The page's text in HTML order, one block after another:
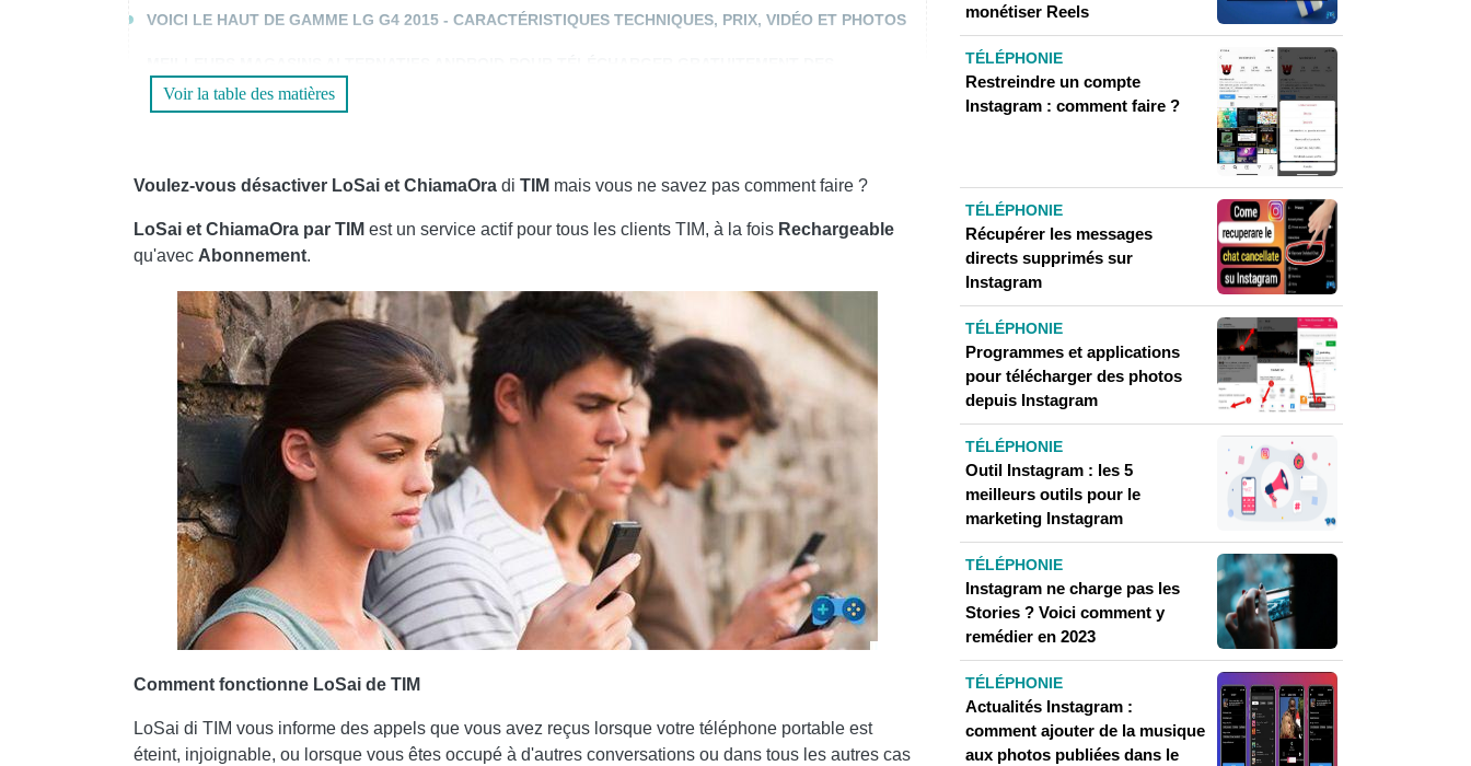
VOICI LE HAUT DE GAMME LG G4 2015 - CARACTÉRISTIQUES TECHNIQUES, PRIX, VIDÉO ET PHOTOS
APPLICATIONS PAYANTES
COMMENT VOIR LE NUMÉRO DE SÉRIE SIM (ICCID)
AJOUTER UN COMMENTAIRE DE COMMENT DÉSACTIVER LOSAI ET CHIAMAORA TIM - ITER ET COÛTS
TÉLÉPHONIE
❤️QUI SONT LES AMATEURS DE RÉALITÉ VIRTUELLE?
QUELLES INFORMATIONS PARTAGEONS-NOUS?
🤖 QUELS SONT LES MEILLEURS PRODUITS DE RÉALITÉ VIRTUELLE?
DÉCOUVREZ NOS MEILLEURS ARTICLES!
COMMENT DÉVELOPPER UNE PAGE INSTAGRAM
COMMENT CONNAÎTRE LE NUMÉRO D'UN APPEL ANONYME
COMMENT SUPPRIMER LES MISES À JOUR AUTOMATIQUES DES APPLICATIONS SUR ANDROID
COMMENT PRENDRE DES PHOTOS POUR INSTAGRAM
Voir la table des matières
Voulez-vous désactiver LoSai et ChiamaOra di TIM mais vous ne savez pas comment faire ?
LoSai et ChiamaOra par TIM est un service actif pour tous les clients TIM, à la fois Rechargeable
qu'avec Abonnement.
Comment fonctionne LoSai de TIM
LoSai di TIM vous informe des appels que vous avez reçus lorsque votre téléphone portable est
éteint, injoignable, ou lorsque vous êtes occupé à d'autres conversations ou dans tous les autres cas
monétiser Reels
TÉLÉPHONIE
Restreindre un compte
Instagram : comment faire ?
TÉLÉPHONIE
Récupérer les messages
directs supprimés sur
Instagram
TÉLÉPHONIE
Programmes et applications
pour télécharger des photos
depuis Instagram
TÉLÉPHONIE
Outil Instagram : les 5
meilleurs outils pour le
marketing Instagram
TÉLÉPHONIE
Instagram ne charge pas les
Stories ? Voici comment y
remédier en 2023
TÉLÉPHONIE
Actualités Instagram :
comment ajouter de la musique
aux photos publiées dans le